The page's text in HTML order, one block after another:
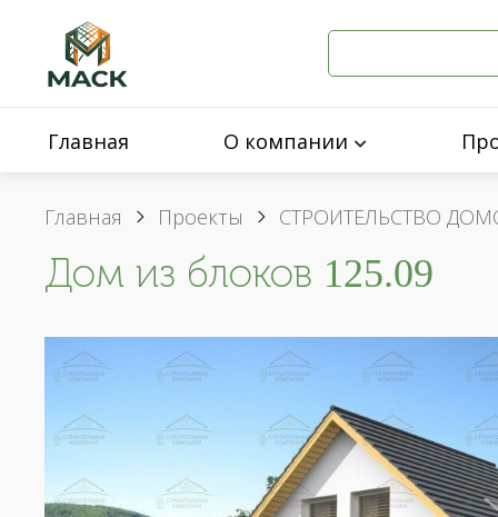
Главная О компании
Главная Проекты СТРОИТЕЛЬСТВО
Дом из блоков 125.09